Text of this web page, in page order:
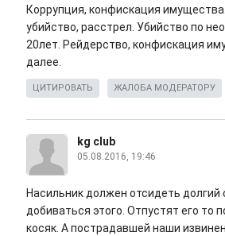
Коррупция, конфискация
убийство, расстрел. Убийство по
20лет. Рейдерство, конфискация
далее.
ЦИТИРОВАТЬ ЖАЛОБА МОДЕРАТОРУ
kg club
05.08.2016, 19:46
Насильник должен отсидеть долгий
добиваться этого. Отпустят его то
косяк. А пострадавшей наши